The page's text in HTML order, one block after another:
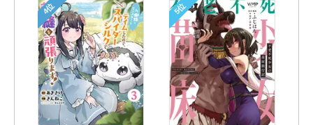
4位 5位